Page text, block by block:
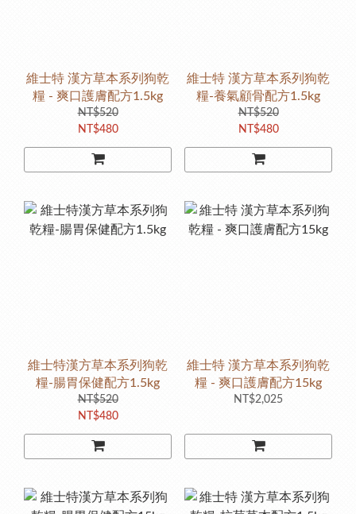
維士特 漢方草本系列狗乾
糧 - 爽口護膚配方1.5kg
NT$520
NT$480
維士特 漢方草本系列狗乾
糧-養氣顧骨配方1.5kg
NT$520
NT$480
維士特漢方草本系列狗乾
糧-腸胃保健配方1.5kg
NT$520
NT$480
維士特 漢方草本系列狗乾
糧 - 爽口護膚配方15kg
NT$2,025